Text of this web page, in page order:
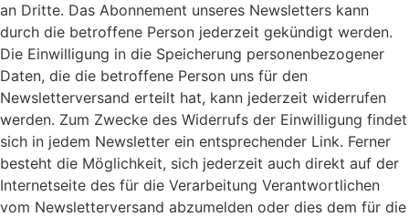
an Dritte. Das Abonnement unseres Newsletters kann
durch die betroffene Person jederzeit gekündigt werden.
Die Einwilligung in die Speicherung personenbezogener
Daten, die die betroffene Person uns für den
Newsletterversand erteilt hat, kann jederzeit widerrufen
werden. Zum Zwecke des Widerrufs der Einwilligung findet
sich in jedem Newsletter ein entsprechender Link. Ferner
besteht die Möglichkeit, sich jederzeit auch direkt auf der
Internetseite des für die Verarbeitung Verantwortlichen
vom Newsletterversand abzumelden oder dies dem für die